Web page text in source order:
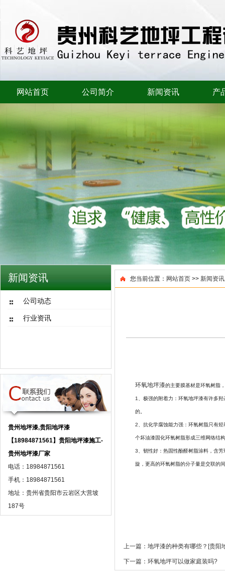
网站首页 公司简介 新闻资讯 产
新闻资讯
公司动态
行业资讯
贵州地坪漆,贵阳地坪漆
【18984871561】贵阳地坪漆施工-
贵州地坪漆厂家
电话：18984871561
手机：18984871561
地址：贵州省贵阳市云岩区大营坡
187号
您当前位置： 网站首页 >> 新闻资讯
环氧地坪漆的主要膜基材是环氧树脂
1、极强的附着力：环氧地坪漆有许多
的。
2、抗化学腐蚀能力强：环氧树脂只有
个坏油漆固化环氧树脂形成三维网络结
3、韧性好：热固性酚醛树脂涂料，含
旋，更高的环氧树脂的分子量是交联的
上一篇：地坪漆的种类有哪些？[贵阳
下一篇：环氧地坪可以做家庭装吗?